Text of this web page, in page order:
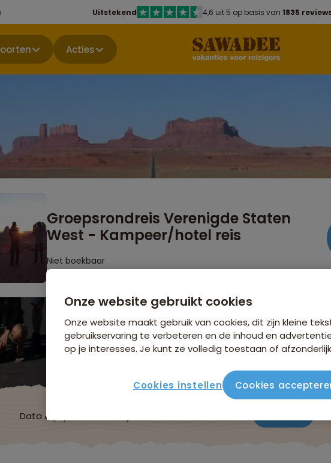
Uitstekend 4,6 uit 5 op basis van 1835
Acties
Groepsrondreis Verenigde Staten
West - Kampeer/hotel reis
Niet boekbaar
Data & prijzen
Onze website gebruikt cookies
Onze website maakt gebruik van cookies, dit zijn kleine
gebruikservaring te verbeteren en de inhoud en
op je interesses. Je kunt ze volledig toestaan of
Cookies instellen Cookies